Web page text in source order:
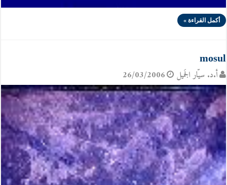
أكمل القراءة »
mosul
أ.د. سيّار الجَميل 26/03/2006